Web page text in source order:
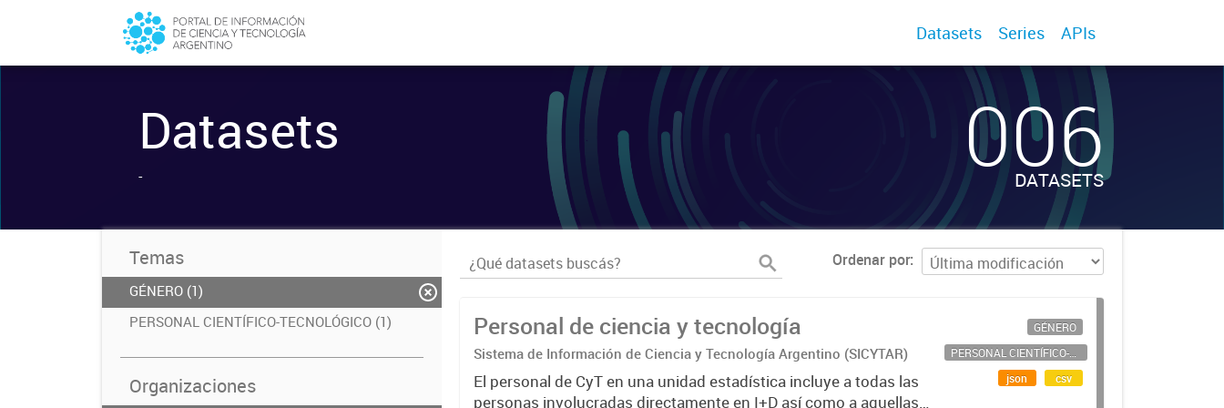
Datasets Series APIs
Datasets
- 006
DATASETS
Temas
GÉNERO (1)
PERSONAL CIENTÍFICO-TECNOLÓGICO (1)
Organizaciones
Ordenar por
Personal de ciencia y tecnología
Sistema de Información de Ciencia y Tecnología Argentino (SICYTAR)
El personal de CyT en una unidad estadística incluye a todas las
personas involucradas directamente en I+D así como a aquellas
GÉNERO
PERSONAL CIENTÍFICO-TECNOLÓGICO
json
csv